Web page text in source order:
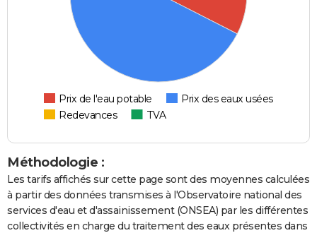
Prix de l'eau potable
Prix des eaux usées
Redevances
TVA
Méthodologie :
Les tarifs affichés sur cette page sont des moyennes calculées
à partir des données transmises à l'Observatoire national des
services d'eau et d'assainissement (ONSEA) par les différentes
collectivités en charge du traitement des eaux présentes dans